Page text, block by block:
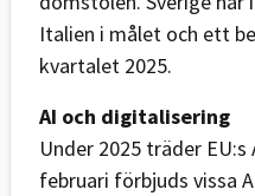
Italien i målet och ett
kvartalet 2025.
AI och digitalisering
Under 2025 träder
februari förbjuds vissa